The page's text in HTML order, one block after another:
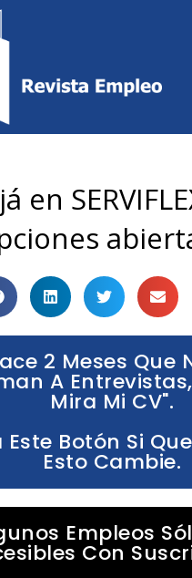
en
2 Meses Que
A
Mira Mi CV".
Este Botón Si
Esto Cambie.
Empleos
Con